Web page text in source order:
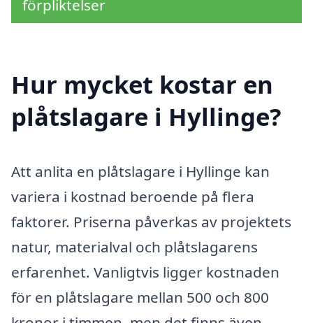
förpliktelser
Hur mycket kostar en
plåtslagare i Hyllinge?
Att anlita en plåtslagare i Hyllinge kan
variera i kostnad beroende på flera
faktorer. Priserna påverkas av projektets
natur, materialval och plåtslagarens
erfarenhet. Vanligtvis ligger kostnaden
för en plåtslagare mellan 500 och 800